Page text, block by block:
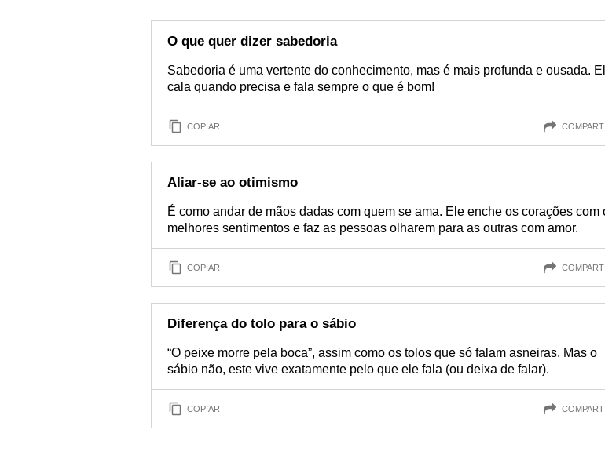
O que quer dizer sabedoria
Sabedoria é uma vertente do conhecimento, mas é mais profunda e ousada.
cala quando precisa e fala sempre o que é bom!
COPIAR
Aliar-se ao otimismo
É como andar de mãos dadas com quem se ama. Ele enche os corações com
melhores sentimentos e faz as pessoas olharem para as outras com amor.
COPIAR
Diferença do tolo para o sábio
“O peixe morre pela boca”, assim como os tolos que só falam asneiras. Mas o
sábio não, este vive exatamente pelo que ele fala (ou deixa de falar).
COPIAR